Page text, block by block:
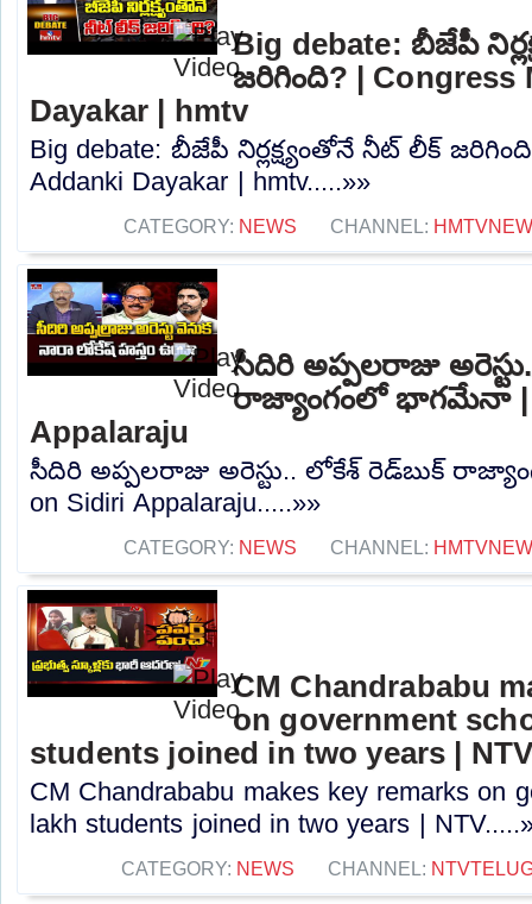
Big debate: బీజేపీ
జరిగింది? | Congress
Dayakar | hmtv
Big debate: బీజేపీ నిర్లక్ష్యంతోనే నీట్ లీక్
Addanki Dayakar | hmtv.....»»
CATEGORY: NEWS CHANNEL:
సీదిరి అప్పలరాజు
రాజ్యాంగంలో భాగమేనా |
Appalaraju
సీదిరి అప్పలరాజు అరెస్టు.. లోకేశ్ రెడ్‌బుక్‌
on Sidiri Appalaraju.....»»
CATEGORY: NEWS CHANNEL:
CM Chandrababu
on government
students joined in two years |
CM Chandrababu makes key remarks on
lakh students joined in two years |
CATEGORY: NEWS CHANNEL: